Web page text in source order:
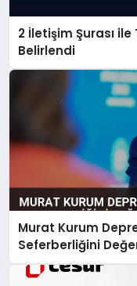
2 İletişim Şurası
Belirlendi
Murat Kurum
Seferberliğini